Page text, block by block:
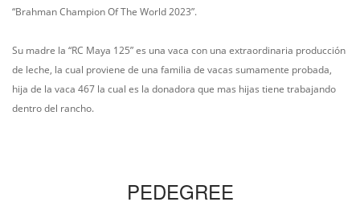
“Brahman Champion Of The World 2023”.
Su madre la “RC Maya 125” es una vaca con una extraordinaria producción
de leche, la cual proviene de una familia de vacas sumamente probada,
hija de la vaca 467 la cual es la donadora que mas hijas tiene trabajando
dentro del rancho.
PEDEGREE